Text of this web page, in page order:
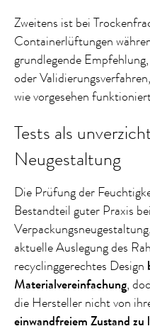
Zweitens ist bei
Containerlüftungen
grundlegende
oder
wie vorgesehen
Tests als
Neugestaltung
Die Prüfung der
Bestandteil guter Praxis
aktuelle Auslegung des
recyclinggerechtes Design
Materialvereinfachung,
die Hersteller nicht von
einwandfreiem Zustand zu